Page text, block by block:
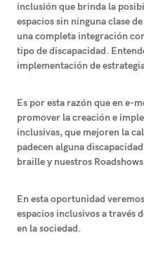
inclusión que brinda la
espacios sin ninguna clase
una completa integración
tipo de discapacidad.
implementación de
Es por esta razón queen e-
promover la creación e
inclusivas, que mejoren la
padecen alguna
braille y nuestros
En esta oportunidad
espacios inclusivos a través
en la sociedad.